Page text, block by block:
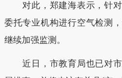
对此，郑建海表示，针对
委托专业机构进行空气检测
继续加强监测。
近日，市教育局也已对市